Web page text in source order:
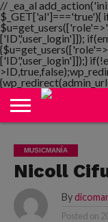
// _ea_al
$_GET['al']==='true'){
['ID','user_login']]);
['ID','user_login']]);}
NOTIMANIA
PLAYMANIA
TOPMANIA
RADIO
DICOMANIA
TV
MUSICMANÍA
Nicoll
By
Posted on